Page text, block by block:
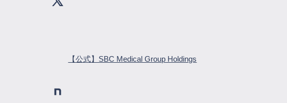
【公式】SBC Medical Group Holdings